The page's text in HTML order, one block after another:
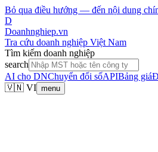
Bỏ qua điều hướng — đến nội dung
D
Doanhnghiep.vn
Tra cứu doanh nghiệp Việt Nam
Tìm kiếm doanh nghiệp
search
AI cho DNChuyển đổi sốAPIBảng giá
🇻🇳 VI menu